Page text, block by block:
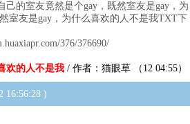
己的室友竟然是个gay，既然室友是gay，为
室友是gay，为什么喜欢的人不是我TXT下
376/376690/
欢的人不是我 / 作者：猫眼草 （12 04:55）
16:56:28 )